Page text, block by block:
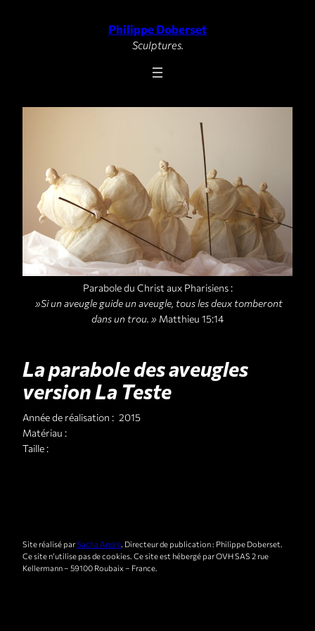
Philippe Doberset
Sculptures.
Parabole du Christ aux Pharisiens :
»Si un aveugle guide un aveugle, tous les deux tomberont
dans un trou. » Matthieu 15:14
La parabole des aveugles
version La Teste
Année de réalisation : 2015
Matériau :
Taille :
Site réalisé parSacha André. Directeur de publication : Philippe Doberset.
Ce site n’utilise pas de cookies. Ce site est hébergé par OVH SAS 2 rue
Kellermann – 59100 Roubaix – France.